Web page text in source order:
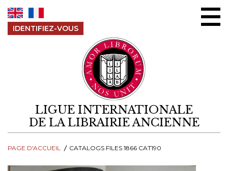
IDENTIFIEZ-VOUS
LIGUE INTERNATIONALE
DE LA LIBRAIRIE ANCIENNE
PAGE D'ACCUEIL CATALOGS FILES 1866 CAT190